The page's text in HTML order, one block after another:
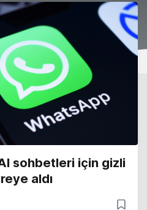
sohbetleri için gizli
aldı